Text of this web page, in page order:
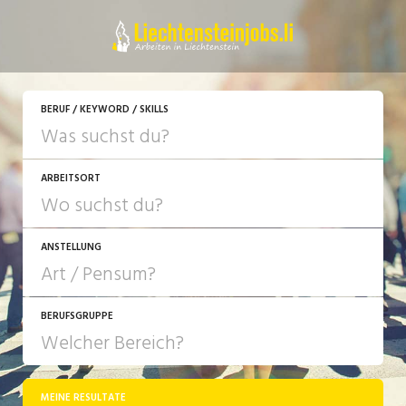
BERUF / KEYWORD / SKILLS
ARBEITSORT
ANSTELLUNG
JOB-TYP
Festanstellung
BERUFSGRUPPE
MEINE RESULTATE
JETZT BEWERBEN